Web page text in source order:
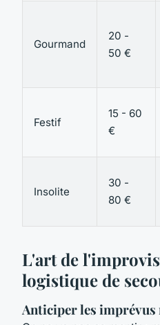
Gourmand
20 -
50 €
Festif
15 - 60
€
Insolite
30 -
80 €
L'art de
logistique de
Anticiper les